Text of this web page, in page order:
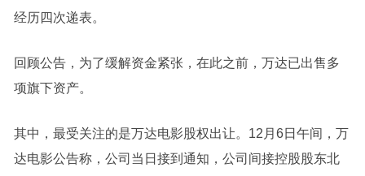
经历四次递表。
回顾公告，为了缓解资金紧张，在此之前，万达已出售多
项旗下资产。
其中，最受关注的是万达电影 股权出让。12月6日午间， 万
达电影公告称，公司当日接到通知，公司间接控股股东北